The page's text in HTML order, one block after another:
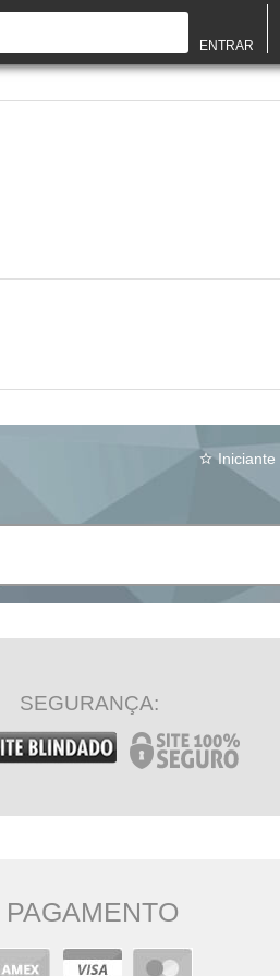
ENTRAR
star_border Iniciante
SEGURANÇA:
PAGAMENTO